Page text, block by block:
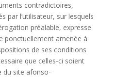
contradictoires,
par l’utilisateur, sur lesquels
préalable, expresse
ponctuellement amenée à
de ses conditions
que celles-ci soient
du site afonso-